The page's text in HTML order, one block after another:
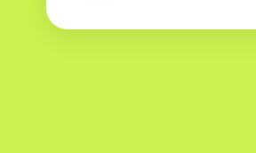
Физиотерапия